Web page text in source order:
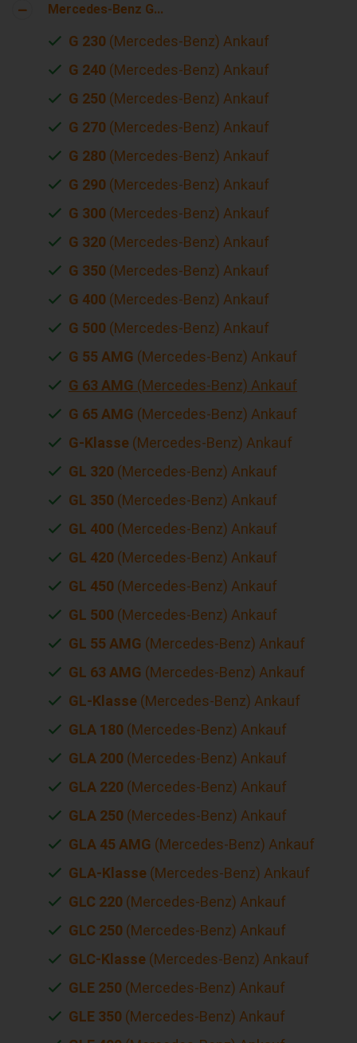
Mercedes-Benz G...
G 230 (Mercedes-Benz) Ankauf
G 240 (Mercedes-Benz) Ankauf
G 250 (Mercedes-Benz) Ankauf
G 270 (Mercedes-Benz) Ankauf
G 280 (Mercedes-Benz) Ankauf
G 290 (Mercedes-Benz) Ankauf
G 300 (Mercedes-Benz) Ankauf
G 320 (Mercedes-Benz) Ankauf
G 350 (Mercedes-Benz) Ankauf
G 400 (Mercedes-Benz) Ankauf
G 500 (Mercedes-Benz) Ankauf
G 55 AMG (Mercedes-Benz) Ankauf
G 63 AMG (Mercedes-Benz) Ankauf
G 65 AMG (Mercedes-Benz) Ankauf
G-Klasse (Mercedes-Benz) Ankauf
GL 320 (Mercedes-Benz) Ankauf
GL 350 (Mercedes-Benz) Ankauf
GL 400 (Mercedes-Benz) Ankauf
GL 420 (Mercedes-Benz) Ankauf
GL 450 (Mercedes-Benz) Ankauf
GL 500 (Mercedes-Benz) Ankauf
GL 55 AMG (Mercedes-Benz) Ankauf
GL 63 AMG (Mercedes-Benz) Ankauf
GL-Klasse (Mercedes-Benz) Ankauf
GLA 180 (Mercedes-Benz) Ankauf
GLA 200 (Mercedes-Benz) Ankauf
GLA 220 (Mercedes-Benz) Ankauf
GLA 250 (Mercedes-Benz) Ankauf
GLA 45 AMG (Mercedes-Benz) Ankauf
GLA-Klasse (Mercedes-Benz) Ankauf
GLC 220 (Mercedes-Benz) Ankauf
GLC 250 (Mercedes-Benz) Ankauf
GLC-Klasse (Mercedes-Benz) Ankauf
GLE 250 (Mercedes-Benz) Ankauf
GLE 350 (Mercedes-Benz) Ankauf